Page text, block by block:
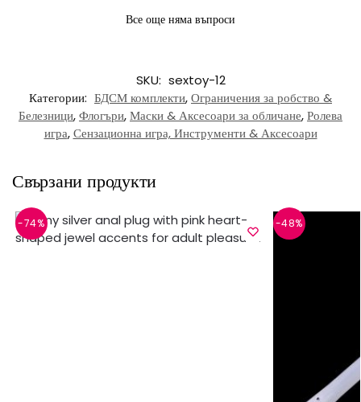
Все още няма въпроси
SKU: sextoy-12
Категории: БДСМ комплекти,Ограничения за робство &
Белезници,Флогъри,Маски & Аксесоари за обличане,Ролева
игра,Сензационна игра, Инструменти & Аксесоари
Свързани продукти
-74% -48%